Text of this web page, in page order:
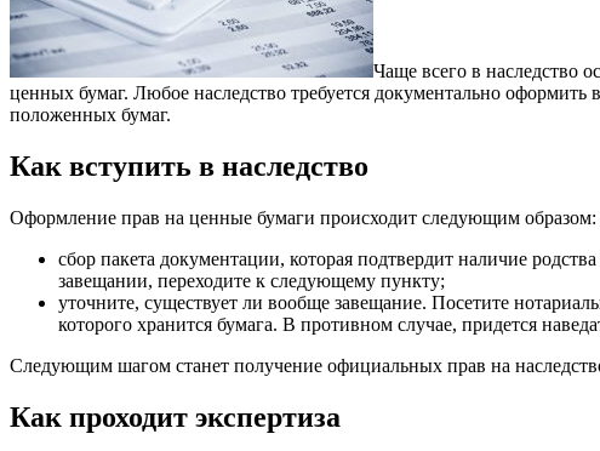
Чаще всего в наследство
ценных бумаг. Любое наследство требуется документально
положенных бумаг.
Как вступить в наследство
Оформление прав на ценные бумаги происходит следующим образом:
сбор пакета документации, которая подтвердит наличие
завещании, переходите к следующему пункту;
уточните, существует ли вообще завещание. Посетите
которого хранится бумага. В противном случае, придется
Следующим шагом станет получение официальных прав на
Как проходит экспертиза